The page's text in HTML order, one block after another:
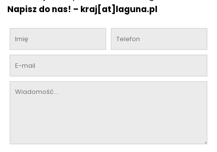
Napisz do nas! – kraj[at]laguna.pl